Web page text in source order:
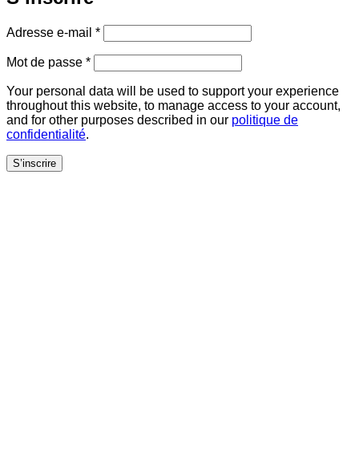
Adresse e-mail *Obligatoire
Mot de passe *Obligatoire
Your personal data will be used to support your experience
throughout this website, to manage access to your account,
and for other purposes described in our politique de
confidentialité.
S’inscrire